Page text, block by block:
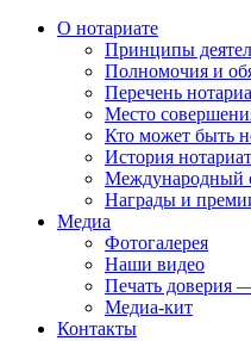
О нотариате
Принципы
Полномочия и
Перечень
Место
Кто может быть
История
Международный
Награды и
Медиа
Фотогалерея
Наши видео
Печать доверия
Медиа-кит
Контакты